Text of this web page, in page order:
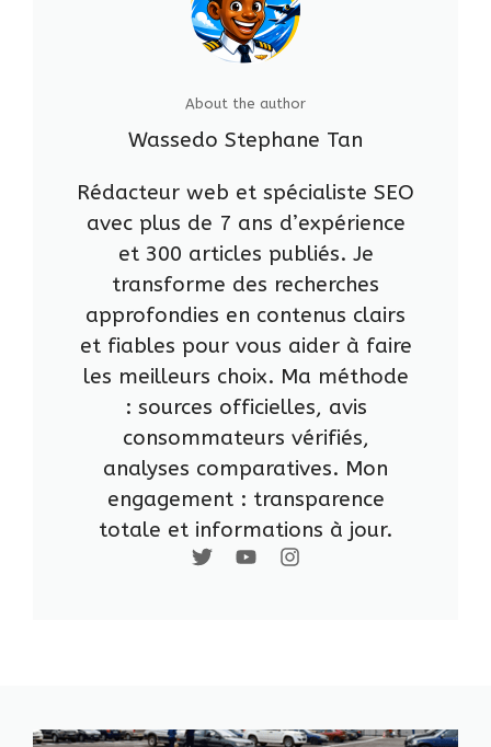
About the author
Wassedo Stephane Tan
Rédacteur web et spécialiste SEO
avec plus de 7 ans d’expérience
et 300 articles publiés. Je
transforme des recherches
approfondies en contenus clairs
et fiables pour vous aider à faire
les meilleurs choix. Ma méthode
: sources officielles, avis
consommateurs vérifiés,
analyses comparatives. Mon
engagement : transparence
totale et informations à jour.